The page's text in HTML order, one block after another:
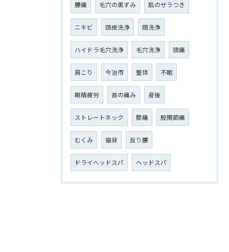
腰痛 毛穴の黒ずみ 肌のザラつき
ニキビ 頭皮洗浄 顔洗浄
ハイドラ毛穴洗浄 毛穴洗浄 頭痛
肩こり 今治市 整体 不眠
眼精疲労 首の痛み 産後
ストレートネック 膝痛 股関節痛
むくみ 猫背 反り腰
ドライヘッドスパ ヘッドスパ